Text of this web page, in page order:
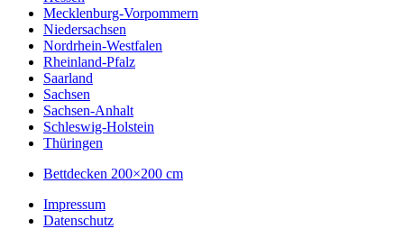
Mecklenburg-Vorpommern
Niedersachsen
Nordrhein-Westfalen
Rheinland-Pfalz
Saarland
Sachsen
Sachsen-Anhalt
Schleswig-Holstein
Thüringen
Bettdecken 200×200 cm
Impressum
Datenschutz